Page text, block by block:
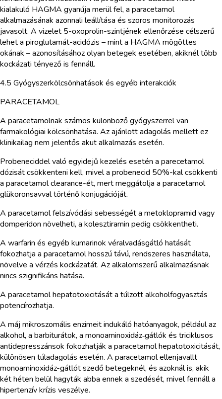
kialakuló HAGMA gyanúja merül fel, a paracetamol
alkalmazásának azonnali leállítása és szoros monitorozás
javasolt. A vizelet 5-oxoprolin-szintjének ellenőrzése célszerű
lehet a piroglutamát-acidózis – mint a HAGMA mögöttes
okának – azonosításához olyan betegek esetében, akiknél több
kockázati tényező is fennáll.
4.5 Gyógyszerkölcsönhatások és egyéb interakciók
PARACETAMOL
A paracetamolnak számos különböző gyógyszerrel van
farmakológiai kölcsönhatása. Az ajánlott adagolás mellett ez
klinikailag nem jelentős akut alkalmazás esetén.
Probeneciddel való egyidejű kezelés esetén a parecetamol
dózisát csökkenteni kell, mivel a probenecid 50%-kal csökkenti
a paracetamol clearance-ét, mert meggátolja a paracetamol
glükoronsavval történő konjugációját.
A paracetamol felszívódási sebességét a metoklopramid vagy
domperidon növelheti, a kolesztiramin pedig csökkentheti.
A warfarin és egyéb kumarinok véralvadásgátló hatását
fokozhatja a paracetamol hosszú távú, rendszeres használata,
növelve a vérzés kockázatát. Az alkalomszerű alkalmazásnak
nincs szignifikáns hatása.
A paracetamol hepatotoxicitását a túlzott alkoholfogyasztás
potencírozhatja.
A máj mikroszomális enzimeit indukáló hatóanyagok, például az
alkohol, a barbiturátok, a monoaminoxidáz‑gátlók és triciklusos
antidepresszánsok fokozhatják a paracetamol hepatotoxicitását,
különösen túladagolás esetén. A paracetamol ellenjavallt
monoaminoxidáz-gátlót szedő betegeknél, és azoknál is, akik
két héten belül hagyták abba ennek a szedését, mivel fennáll a
hipertenzív krízis veszélye.